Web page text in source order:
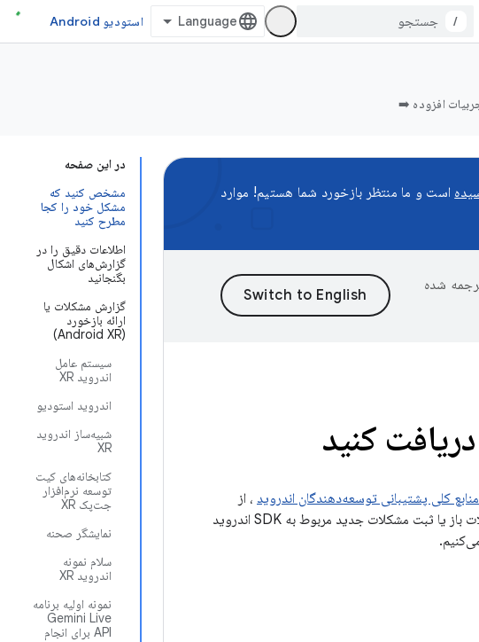
/ استودیو Android
افزوده ➡️
در این صفحه
مشخص کنید که
مشکل خود را کجا
مطرح کنید
اطلاعات دقیق را در
گزارش‌های اشکال
بگنجانید
گزارش مشکلات یا
ارائه بازخورد
(Android XR)
سیستم عامل
اندروید XR
اندروید استودیو
شبیه‌ساز اندروید
XR
کتابخانه‌های کیت
توسعه نرم‌افزار
جت‌پک XR
نمایشگر صحنه
سلام نمونه
اندروید XR
نمونه اولیه برنامه
Gemini Live
API برای انجام
است و ما منتظر بازخورد شما هستیم! موارد
شده
منابع کلی پشتیبانی توسعه‌دهندگان اندروید ، از
لینک‌های موجود در این صفحه برای مشاهده یادداشت‌های انتشار، جستجوی مشکلات باز یا ثبت مشکلات جدید مربوط به SDK اندروید